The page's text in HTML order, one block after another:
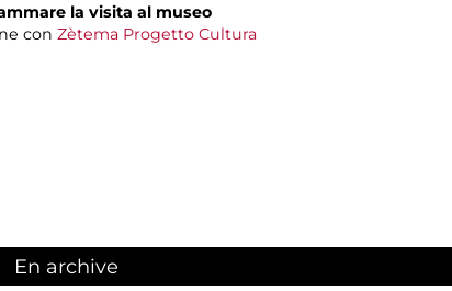
la visita al museo
con Zètema Progetto Cultura
En archive